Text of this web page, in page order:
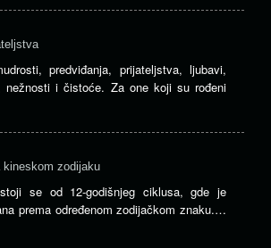
predviđanja, prijateljstva, ljubavi,
nežnosti i čistoće. Za one koji su rođeni
kineskom zodijaku
se od 12-godišnjeg ciklusa, gde je
prema određenom zodijačkom znaku.…